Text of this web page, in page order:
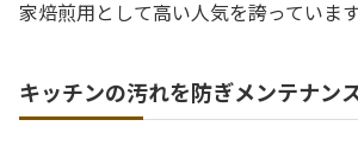
家焙煎用として高い人気を誇っています
キッチンの汚れを防ぎメンテナン